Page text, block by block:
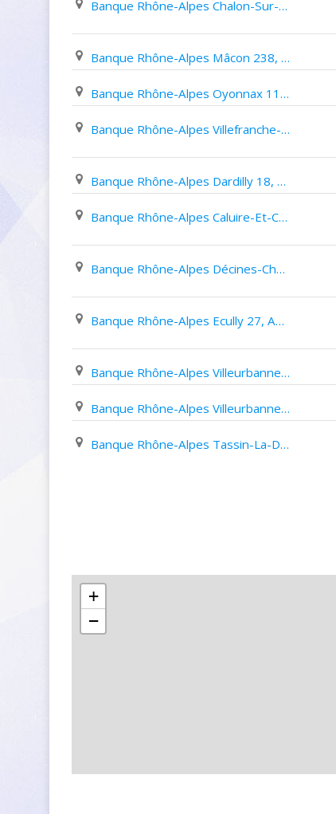
Banque Rhône-Alpes Chalon-Sur-Saône 7, Boulevard de La République
Banque Rhône-Alpes Mâcon 238, Quai Lamartine
Banque Rhône-Alpes Oyonnax 11, Rue Bichat
Banque Rhône-Alpes Villefranche-Sur-Saône 108, Rue de La République
Banque Rhône-Alpes Dardilly 18, Chemin de Gargantua
Banque Rhône-Alpes Caluire-Et-Cuire 71, Avenue Jean Moulin
Banque Rhône-Alpes Décines-Charpieu 182, Rue Emile Zola
Banque Rhône-Alpes Ecully 27, Avenue Raymond de Veyssières
Banque Rhône-Alpes Villeurbanne 169, Cours Tolstoï
Banque Rhône-Alpes Villeurbanne 158, Cours Emile Zola
Banque Rhône-Alpes Tassin-La-Demi-Lune 54, Avenue de La République
+
−